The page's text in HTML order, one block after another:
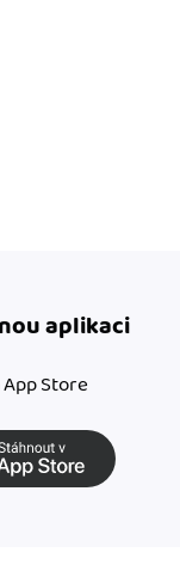
aplikaci
App Store